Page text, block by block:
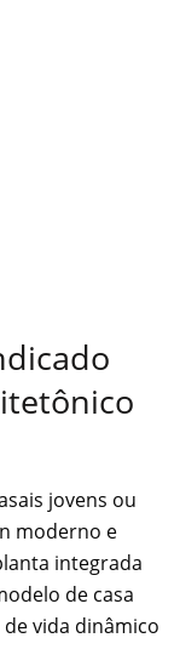
jovens ou
moderno e
integrada
de casa
de vida dinâmico